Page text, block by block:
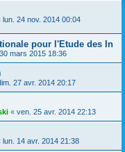
lun. 24 nov. 2014 00:04
pour l'Etude des In
mars 2015 18:36
27 avr. 2014 20:17
« ven. 25 avr. 2014 22:13
lun. 14 avr. 2014 21:38